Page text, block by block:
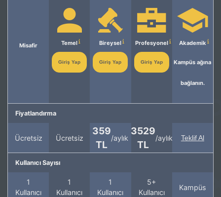
Misafir Temel
Giriş Yap
Bireysel
Giriş Yap
Profesyonel
Giriş Yap
Akademik
Kampüs ağına
bağlanın.
Fiyatlandırma
Ücretsiz Ücretsiz
359
TL
/aylık
3529
TL
/aylık Teklif Al
Kullanıcı Sayısı
1
Kullanıcı
1
Kullanıcı
1
Kullanıcı
5+
Kullanıcı
Kampüs